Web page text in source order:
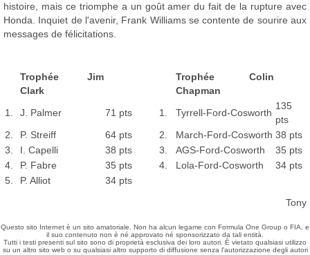
histoire, mais ce triomphe a un goût amer du fait de la rupture avec
Honda. Inquiet de l'avenir, Frank Williams se contente de sourire aux
messages de félicitations.
Trophée Jim
Clark
Trophée Colin
Chapman
1.
J. Palmer 71 pts 1. Tyrrell-Ford-Cosworth
135
pts
2.
P. Streiff 64 pts 2. March-Ford-Cosworth 38 pts
3.
I. Capelli 38 pts 3. AGS-Ford-Cosworth
35 pts
4.
P. Fabre 35 pts 4. Lola-Ford-Cosworth
34 pts
5.
P. Alliot
34 pts
Tony
Questo sito Internet è un sito amatoriale. Non ha alcun legame con Formula One Group o FIA, e
il suo contenuto non è né approvato né sponsorizzato da tali entità.
Tutti i testi presenti sul sito sono di proprietà esclusiva dei loro autori. È vietato qualsiasi utilizzo
su un altro sito web o su qualsiasi altro supporto di diffusione senza l'autorizzazione degli autori